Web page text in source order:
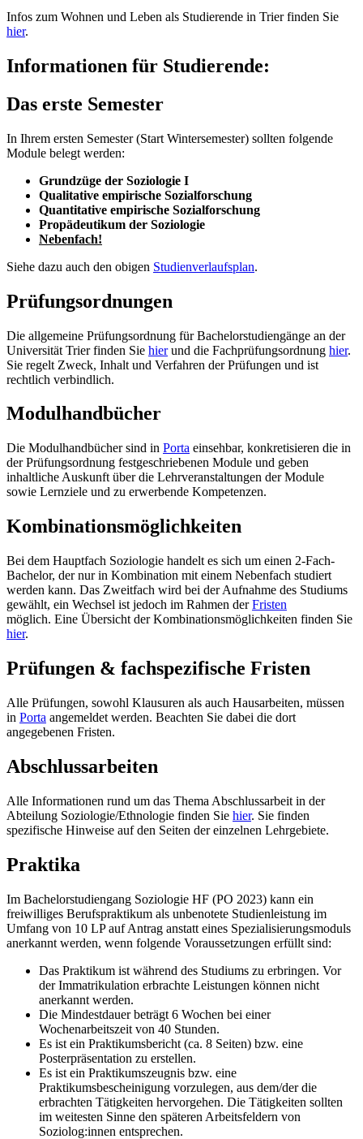
Infos zum Wohnen und Leben als Studierende in Trier finden Sie
hier.
Informationen für Studierende:
Das erste Semester
In Ihrem ersten Semester (Start Wintersemester) sollten folgende
Module belegt werden:
Grundzüge der Soziologie I
Qualitative empirische Sozialforschung
Quantitative empirische Sozialforschung
Propädeutikum der Soziologie
Nebenfach!
Siehe dazu auch den obigen Studienverlaufsplan.
Prüfungsordnungen
Die allgemeine Prüfungsordnung für Bachelorstudiengänge an der
Universität Trier finden Sie hierund die Fachprüfungsordnung hier.
Sie regelt Zweck, Inhalt und Verfahren der Prüfungen und ist
rechtlich verbindlich.
Modulhandbücher
Die Modulhandbücher sind in Porta einsehbar, konkretisieren die in
der Prüfungsordnung festgeschriebenen Module und geben
inhaltliche Auskunft über die Lehrveranstaltungen der Module
sowie Lernziele und zu erwerbende Kompetenzen.
Kombinationsmöglichkeiten
Bei dem Hauptfach Soziologie handelt es sich um einen 2-Fach-
Bachelor, der nur in Kombination mit einem Nebenfach studiert
werden kann. Das Zweitfach wird bei der Aufnahme des Studiums
gewählt, ein Wechsel ist jedoch im Rahmen derFristen
möglich. Eine Übersicht der Kombinationsmöglichkeiten finden Sie
hier.
Prüfungen & fachspezifische Fristen
Alle Prüfungen, sowohl Klausuren als auch Hausarbeiten, müssen
in Porta angemeldet werden. Beachten Sie dabei die dort
angegebenen Fristen.
Abschlussarbeiten
Alle Informationen rund um das Thema Abschlussarbeit in der
Abteilung Soziologie/Ethnologie finden Sie hier. Sie finden
spezifische Hinweise auf den Seiten der einzelnen Lehrgebiete.
Praktika
Im Bachelorstudiengang Soziologie HF (PO 2023) kann ein
freiwilliges Berufspraktikum als unbenotete Studienleistung im
Umfang von 10 LP auf Antrag anstatt eines Spezialisierungsmoduls
anerkannt werden, wenn folgende Voraussetzungen erfüllt sind:
Das Praktikum ist während des Studiums zu erbringen. Vor
der Immatrikulation erbrachte Leistungen können nicht
anerkannt werden.
Die Mindestdauer beträgt 6 Wochen bei einer
Wochenarbeitszeit von 40 Stunden.
Es ist ein Praktikumsbericht (ca. 8 Seiten) bzw. eine
Posterpräsentation zu erstellen.
Es ist ein Praktikumszeugnis bzw. eine
Praktikumsbescheinigung vorzulegen, aus dem/der die
erbrachten Tätigkeiten hervorgehen. Die Tätigkeiten sollten
im weitesten Sinne den späteren Arbeitsfeldern von
Soziolog:innen entsprechen.